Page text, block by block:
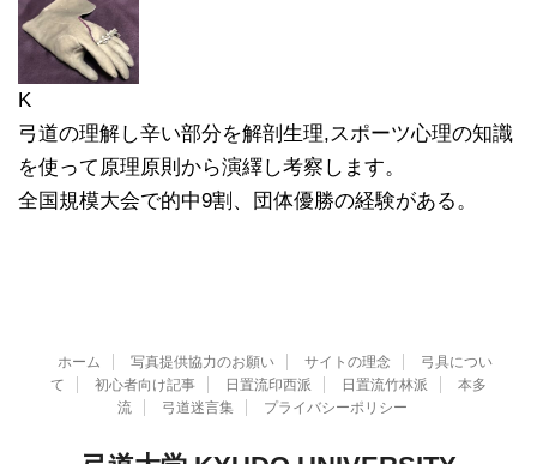
K
弓道の理解し辛い部分を解剖生理,スポーツ心理の知識
を使って原理原則から演繹し考察します。
全国規模大会で的中9割、団体優勝の経験がある。
ホーム 写真提供協力のお願い サイトの理念
弓具につい
て
初心者向け記事 日置流印西派 日置流竹林派
本多
流
弓道迷言集 プライバシーポリシー